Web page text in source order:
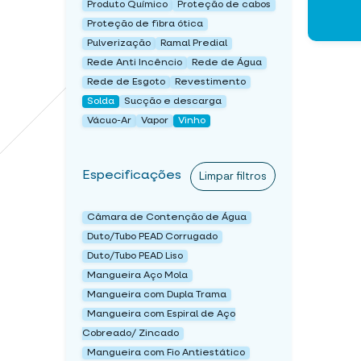
Produto Químico
Proteção de cabos
Proteção de fibra ótica
Pulverização
Ramal Predial
Rede Anti Incêncio
Rede de Água
Rede de Esgoto
Revestimento
Solda
Sucção e descarga
Vácuo-Ar
Vapor Vinho
Especificações Limpar filtros
Câmara de Contenção de Água
Duto/Tubo PEAD Corrugado
Duto/Tubo PEAD Liso
Mangueira Aço Mola
Mangueira com Dupla Trama
Mangueira com Espiral de Aço
Cobreado/ Zincado
Mangueira com Fio Antiestático